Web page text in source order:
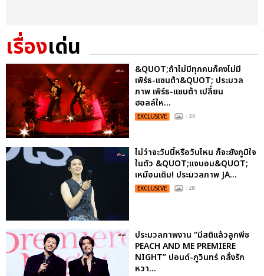
เรื่องเด่น
&QUOT;ถ้าไม่มีทุกคนก็คงไม่มี
เพิร์ธ-แซนต้า&QUOT; ประมวล
ภาพ เพิร์ธ-แซนต้า เปลี่ยน
ฮอลล์ให...
EXCLUSIVE : 34
ไม่ว่าจะวันนี้หรือวันไหน ก็จะยังภูมิใจ
ในตัว &QUOT;แจบอม&QUOT;
เหมือนเดิม! ประมวลภาพ JA...
EXCLUSIVE : 28
ประมวลภาพงาน “มีสติแล้วลูกพีช
PEACH AND ME PREMIERE
NIGHT” ปอนด์-ภูวินทร์ คลั่งรัก
หวา...